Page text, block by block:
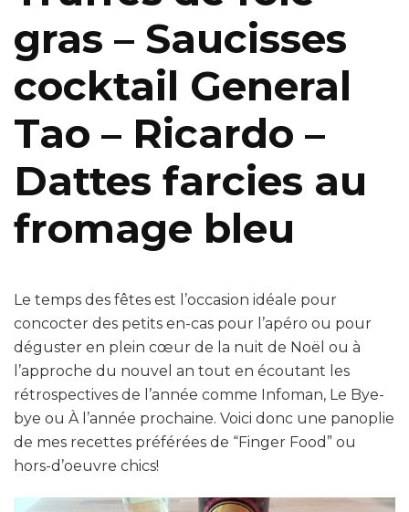
gras – Saucisses
cocktail General
Tao – Ricardo –
Dattes farcies au
fromage bleu
Le temps des fêtes est l’occasion idéale pour
concocter des petits en-cas pour l’apéro ou pour
déguster en plein cœur de la nuit de Noël ou à
l’approche du nouvel an tout en écoutant les
rétrospectives de l’année comme Infoman, Le Bye-
bye ou À l’année prochaine. Voici donc une panoplie
de mes recettes préférées de “Finger Food” ou
hors-d’oeuvre chics!